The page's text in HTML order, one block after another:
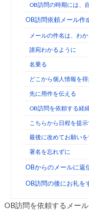
OB訪問の時期には、
OB訪問依頼メール作
メールの件名は、わか
誰宛わかるように
名乗る
どこから個人情報を得
先に用件を伝える
OB訪問を依頼する経
こちらから日程を提
最後に改めてお願いを
署名を忘れずに
OBからのメールに返
OB訪問の後にお礼を
OB訪問を依頼するメー